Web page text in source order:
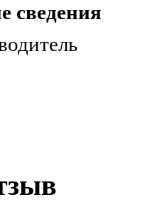
сведения